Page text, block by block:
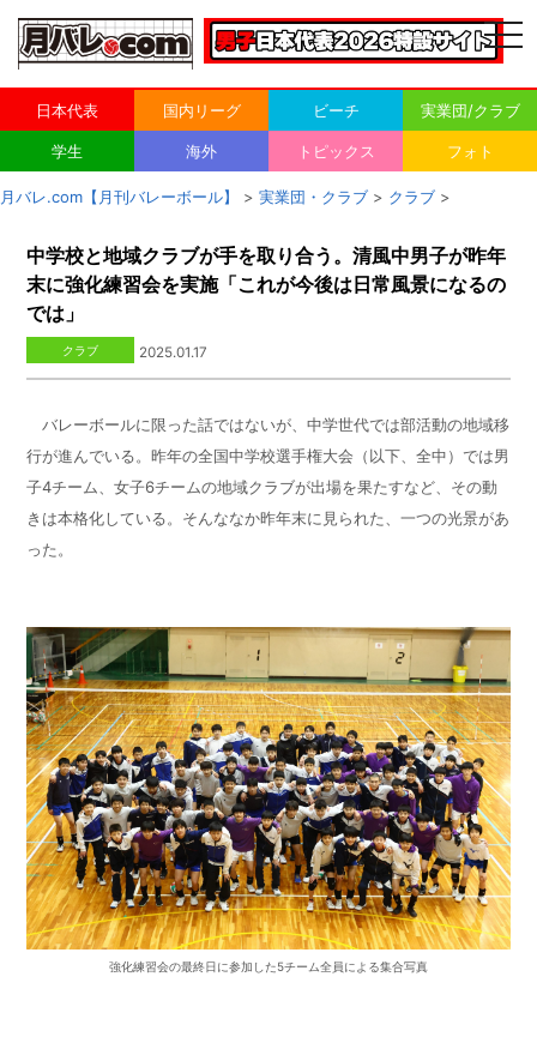
日本代表 国内リーグ ビーチ 実業団/クラブ
学生 海外 トピックス フォト
月バレ.com【月刊バレーボール】 > 実業団・クラブ > クラブ >
中学校と地域クラブが手を取り合う。清風中男子が昨年
末に強化練習会を実施「これが今後は日常風景になるの
では」
クラブ 2025.01.17
バレーボールに限った話ではないが、中学世代では部活動の地域移
行が進んでいる。昨年の全国中学校選手権大会（以下、全中）では男
子4チーム、女子6チームの地域クラブが出場を果たすなど、その動
きは本格化している。そんななか昨年末に見られた、一つの光景があ
った。
強化練習会の最終日に参加した5チーム全員による集合写真